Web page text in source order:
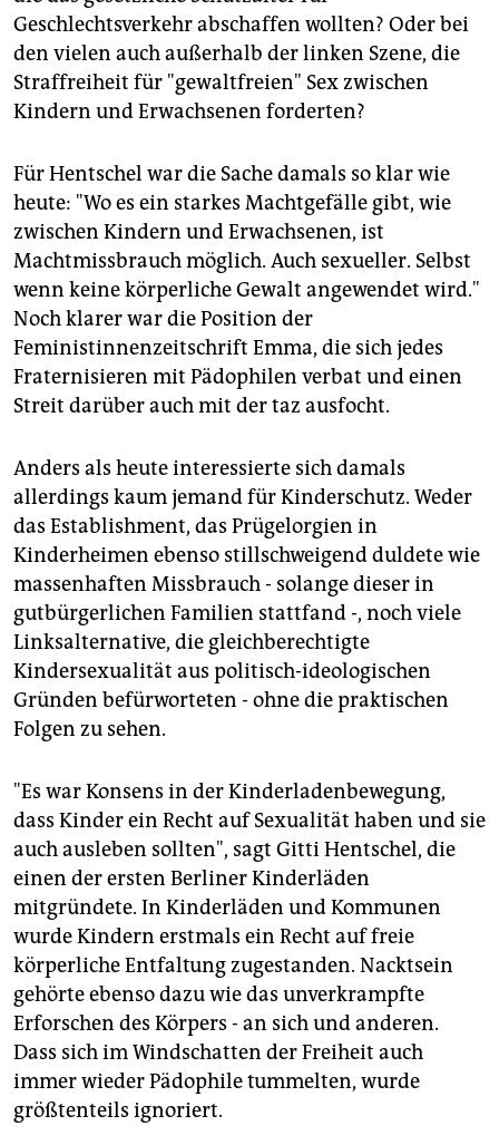
Geschlechtsverkehr abschaffen wollten? Oder bei
den vielen auch außerhalb der linken Szene, die
Straffreiheit für "gewaltfreien" Sex zwischen
Kindern und Erwachsenen forderten?
Für Hentschel war die Sache damals so klar wie
heute: "Wo es ein starkes Machtgefälle gibt, wie
zwischen Kindern und Erwachsenen, ist
Machtmissbrauch möglich. Auch sexueller. Selbst
wenn keine körperliche Gewalt angewendet wird."
Noch klarer war die Position der
Feministinnenzeitschrift Emma, die sich jedes
Fraternisieren mit Pädophilen verbat und einen
Streit darüber auch mit der taz ausfocht.
Anders als heute interessierte sich damals
allerdings kaum jemand für Kinderschutz. Weder
das Establishment, das Prügelorgien in
Kinderheimen ebenso stillschweigend duldete wie
massenhaften Missbrauch - solange dieser in
gutbürgerlichen Familien stattfand -, noch viele
Linksalternative, die gleichberechtigte
Kindersexualität aus politisch-ideologischen
Gründen befürworteten - ohne die praktischen
Folgen zu sehen.
"Es war Konsens in der Kinderladenbewegung,
dass Kinder ein Recht auf Sexualität haben und sie
auch ausleben sollten", sagt Gitti Hentschel, die
einen der ersten Berliner Kinderläden
mitgründete. In Kinderläden und Kommunen
wurde Kindern erstmals ein Recht auf freie
körperliche Entfaltung zugestanden. Nacktsein
gehörte ebenso dazu wie das unverkrampfte
Erforschen des Körpers - an sich und anderen.
Dass sich im Windschatten der Freiheit auch
immer wieder Pädophile tummelten, wurde
größtenteils ignoriert.